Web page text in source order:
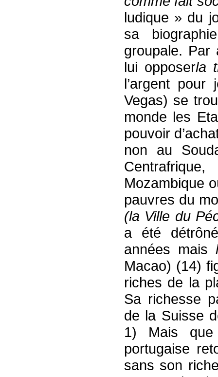
ludique » du
sa
groupale. Par
lui opposerla
l’argent
Vegas) se
monde les
pouvoir
non au
Mozambique
pauvres du
(la Ville du
a été
années mais
Macao) (14)
riches de la
Sa richesse
de la Suisse
1) Mais que
portugaise
sans son